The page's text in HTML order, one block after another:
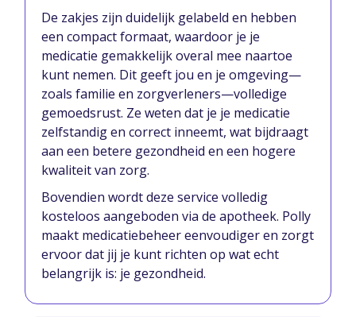
De zakjes zijn duidelijk gelabeld en hebben
een compact formaat, waardoor je je
medicatie gemakkelijk overal mee naartoe
kunt nemen. Dit geeft jou en je omgeving—
zoals familie en zorgverleners—volledige
gemoedsrust. Ze weten dat je je medicatie
zelfstandig en correct inneemt, wat bijdraagt
aan een betere gezondheid en een hogere
kwaliteit van zorg.
Bovendien wordt deze service volledig
kosteloos aangeboden via de apotheek. Polly
maakt medicatiebeheer eenvoudiger en zorgt
ervoor dat jij je kunt richten op wat echt
belangrijk is: je gezondheid.